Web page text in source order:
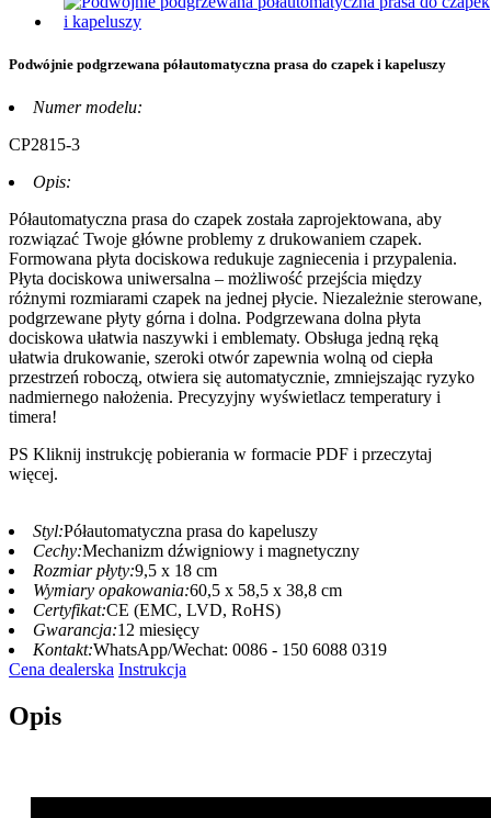
Podwójnie podgrzewana półautomatyczna prasa do czapek i kapeluszy
Numer modelu:
CP2815-3
Opis:
Półautomatyczna prasa do czapek została zaprojektowana, aby
rozwiązać Twoje główne problemy z drukowaniem czapek.
Formowana płyta dociskowa redukuje zagniecenia i przypalenia.
Płyta dociskowa uniwersalna – możliwość przejścia między
różnymi rozmiarami czapek na jednej płycie. Niezależnie sterowane,
podgrzewane płyty górna i dolna. Podgrzewana dolna płyta
dociskowa ułatwia naszywki i emblematy. Obsługa jedną ręką
ułatwia drukowanie, szeroki otwór zapewnia wolną od ciepła
przestrzeń roboczą, otwiera się automatycznie, zmniejszając ryzyko
nadmiernego nałożenia. Precyzyjny wyświetlacz temperatury i
timera!
PS Kliknij instrukcję pobierania w formacie PDF i przeczytaj
więcej.
Styl:Półautomatyczna prasa do kapeluszy
Cechy:Mechanizm dźwigniowy i magnetyczny
Rozmiar płyty:9,5 x 18 cm
Wymiary opakowania:60,5 x 58,5 x 38,8 cm
Certyfikat:CE (EMC, LVD, RoHS)
Gwarancja:12 miesięcy
Kontakt:WhatsApp/Wechat: 0086 - 150 6088 0319
Cena dealerska Instrukcja
Opis